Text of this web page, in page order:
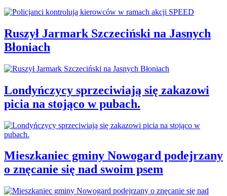
Ruszył Jarmark Szczeciński na Jasnych
Błoniach
Londyńczycy sprzeciwiają się zakazowi
picia na stojąco w pubach.
Mieszkaniec gminy Nowogard podejrzany
o znęcanie się nad swoim psem